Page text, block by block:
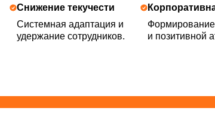
Снижение текучести
Системная адаптация и
удержание сотрудников.
и позитивной